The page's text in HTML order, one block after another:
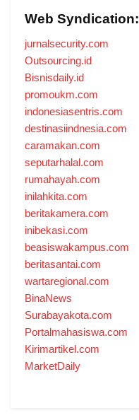
Web Syndication:
jurnalsecurity.com
Outsourcing.id
Bisnisdaily.id
promoukm.com
indonesiasentris.com
destinasiindnesia.com
caramakan.com
seputarhalal.com
rumahayah.com
inilahkita.com
beritakamera.com
inibekasi.com
beasiswakampus.com
beritasantai.com
wartaregional.com
BinaNews
Surabayakota.com
Portalmahasiswa.com
Kirimartikel.com
MarketDaily